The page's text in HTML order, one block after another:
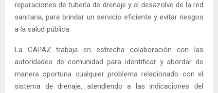
reparaciones de tubería de drenaje y el desazolve de la red
sanitaria, para brindar un servicio eficiente y evitar riesgos
a la salud pública.
La CAPAZ trabaja en estrecha colaboración con las
autoridades de comunidad para identificar y abordar de
manera oportuna cualquier problema relacionado con el
sistema de drenaje, atendiendo a las indicaciones del